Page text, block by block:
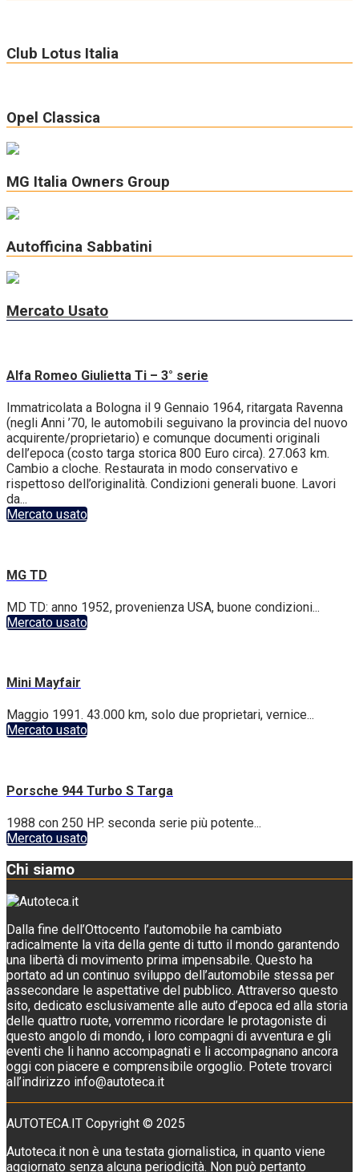
Club Lotus Italia
Opel Classica
MG Italia Owners Group
Autofficina Sabbatini
Mercato Usato
Alfa Romeo Giulietta Ti – 3° serie
Immatricolata a Bologna il 9 Gennaio 1964, ritargata Ravenna
(negli Anni ’70, le automobili seguivano la provincia del nuovo
acquirente/proprietario) e comunque documenti originali
dell’epoca (costo targa storica 800 Euro circa). 27.063 km.
Cambio a cloche. Restaurata in modo conservativo e
rispettoso dell’originalità. Condizioni generali buone. Lavori
da...
Mercato usato
MG TD
MD TD: anno 1952, provenienza USA, buone condizioni...
Mercato usato
Mini Mayfair
Maggio 1991. 43.000 km, solo due proprietari, vernice...
Mercato usato
Porsche 944 Turbo S Targa
1988 con 250 HP. seconda serie più potente...
Mercato usato
Chi siamo
Dalla fine dell’Ottocento l’automobile ha cambiato
radicalmente la vita della gente di tutto il mondo garantendo
una libertà di movimento prima impensabile. Questo ha
portato ad un continuo sviluppo dell’automobile stessa per
assecondare le aspettative del pubblico. Attraverso questo
sito, dedicato esclusivamente alle auto d’epoca ed alla storia
delle quattro ruote, vorremmo ricordare le protagoniste di
questo angolo di mondo, i loro compagni di avventura e gli
eventi che li hanno accompagnati e li accompagnano ancora
oggi con piacere e comprensibile orgoglio. Potete trovarci
all’indirizzo info@autoteca.it
AUTOTECA.IT Copyright © 2025
Autoteca.it non è una testata giornalistica, in quanto viene
aggiornato senza alcuna periodicità. Non può pertanto